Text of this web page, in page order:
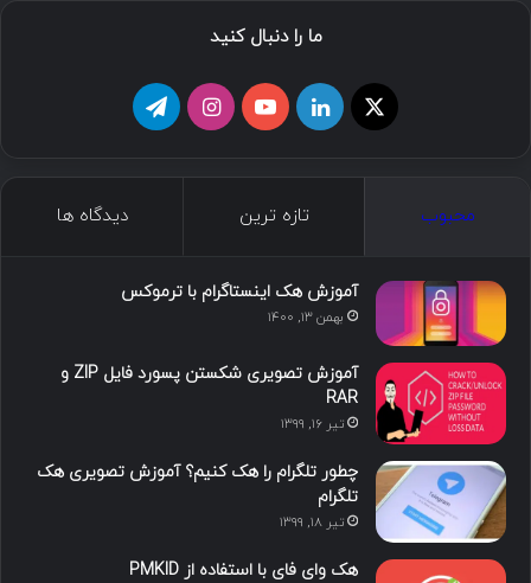
ما را دنبال کنید
د
ی
ن
و
ت
گ
ا
ا
محبوب تازه ترین دیدگاه ها
آموزش هک اینستاگرام با ترموکس
بهمن ۱۳, ۱۴۰۰
آموزش تصویری شکستن پسورد فایل ZIP و
RAR
تیر ۱۶, ۱۳۹۹
چطور تلگرام را هک کنیم؟ آموزش تصویری هک
تلگرام
تیر ۱۸, ۱۳۹۹
هک وای فای با استفاده از PMKID